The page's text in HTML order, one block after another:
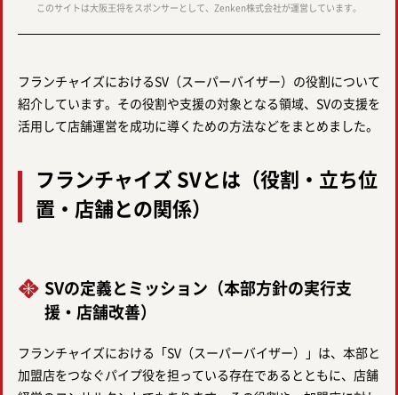
このサイトは大阪王将をスポンサーとして、Zenken株式会社が運営しています。
フランチャイズにおけるSV（スーパーバイザー）の役割について
紹介しています。その役割や支援の対象となる領域、SVの支援を
活用して店舗運営を成功に導くための方法などをまとめました。
フランチャイズ SVとは（役割・立ち位
置・店舗との関係）
SVの定義とミッション（本部方針の実行支
援・店舗改善）
フランチャイズにおける「SV（スーパーバイザー）」は、本部と
加盟店をつなぐパイプ役を担っている存在であるとともに、店舗